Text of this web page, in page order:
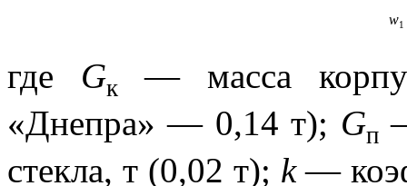
w1
где Gк— масса
«Днепра» — 0,14 т); Gп—
стекла, т (0,02 т); k—